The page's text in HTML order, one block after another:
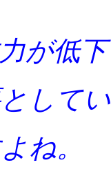
が低
して
ね。